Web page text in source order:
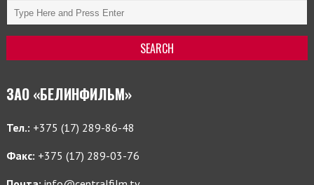
ЗАО «БЕЛИНФИЛЬМ»
Тел.: +375 (17) 289-86-48
Факс: +375 (17) 289-03-76